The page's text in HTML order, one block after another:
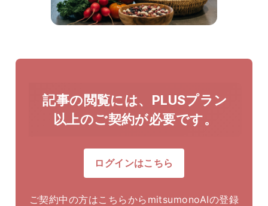
記事の閲覧には、PLUSプラン
以上のご契約が必要です。
ログインはこちら
ご契約中の方はこちらからmitsumonoAIの登録